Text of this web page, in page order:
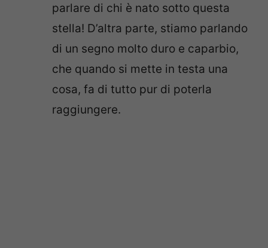
parlare di chi è nato sotto questa
stella! D’altra parte, stiamo parlando
di un segno molto duro e caparbio,
che quando si mette in testa una
cosa, fa di tutto pur di poterla
raggiungere.